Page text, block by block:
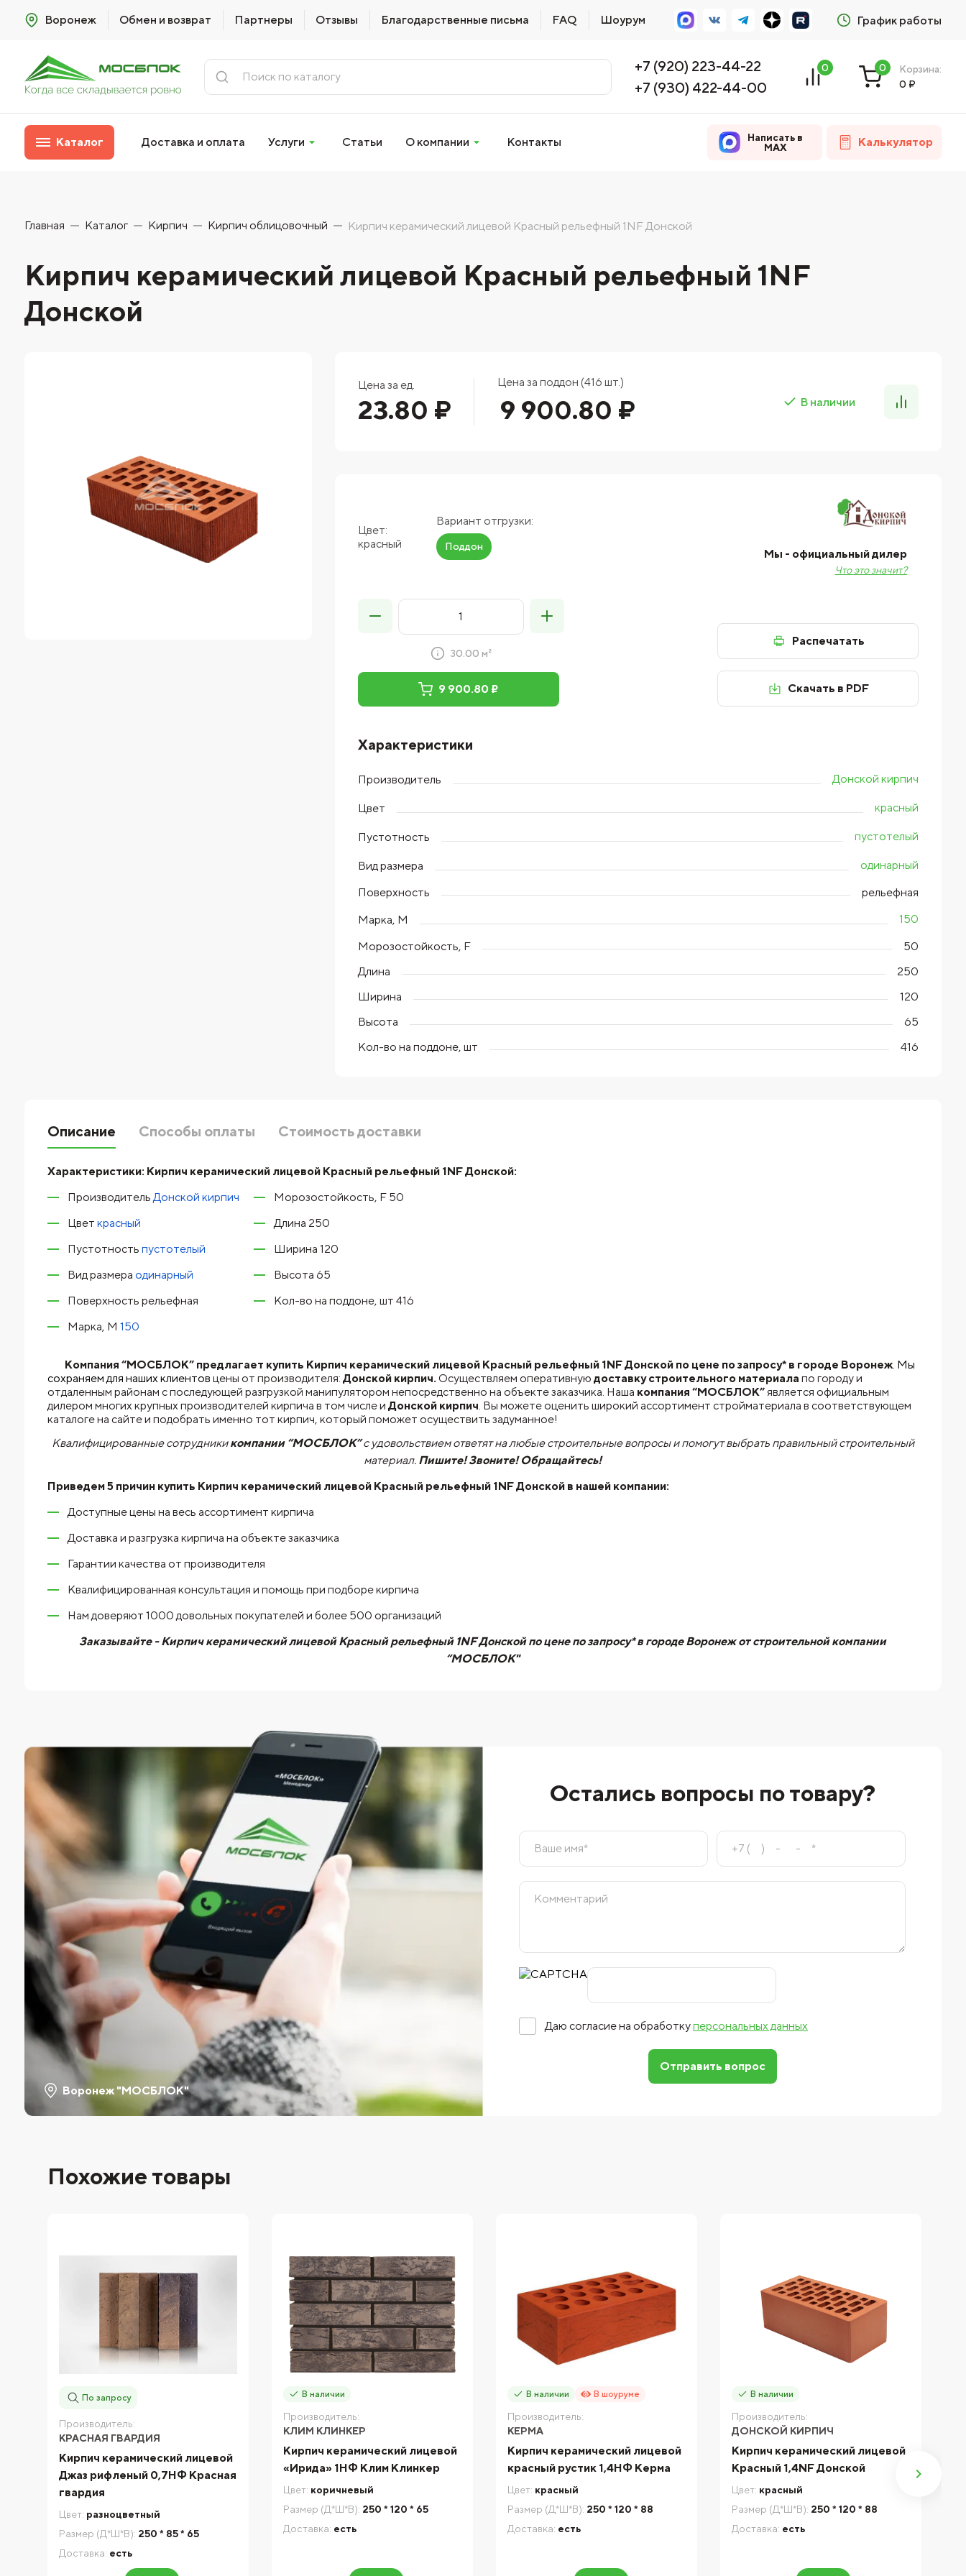
Воронеж Обмен и возврат Партнеры Отзывы Благодарственные письма FAQ Шоурум График работы
+7 (920) 223-44-22
+7 (930) 422-44-00
0 0
Корзина:
0 ₽
Каталог Доставка и оплата Услуги Статьи О компании Контакты
Написать в
MAX
Калькулятор
Главная Каталог Кирпич Кирпич облицовочный Кирпич керамический лицевой Красный рельефный 1NF Донской
Кирпич керамический лицевой Красный рельефный 1NF
Донской
Цена за ед.
23.80 ₽
Цена за поддон (416 шт.)
9 900.80 ₽ В наличии
Цвет:
красный
Вариант отгрузки:
Поддон
Мы - официальный дилер
Что это значит?
30.00 м²
9 900.80 ₽
Распечатать
Скачать в PDF
Характеристики
Производитель Донской кирпич
Цвет красный
Пустотность пустотелый
Вид размера
одинарный
Поверхность
рельефная
Марка, М
150
Морозостойкость, F
50
Длина
250
Ширина
120
Высота
65
Кол-во на поддоне, шт
416
Описание Способы оплаты Стоимость доставки
Характеристики: Кирпич керамический лицевой Красный рельефный 1NF Донской:
ПроизводительДонской кирпич
Цвет красный
Пустотность пустотелый
Вид размера одинарный
Поверхность рельефная
Марка, М 150
Морозостойкость, F 50
Длина 250
Ширина 120
Высота 65
Кол-во на поддоне, шт 416
Компания “МОСБЛОК” предлагает купить Кирпич керамический лицевой Красный рельефный 1NF Донской по цене по запросу* в городе Воронеж. Мы
сохраняем для наших клиентов цены от производителя: Донской кирпич. Осуществляем оперативную доставку строительного материала по городу и
отдаленным районам с последующей разгрузкой манипулятором непосредственно на объекте заказчика. Наша компания “МОСБЛОК”является официальным
дилером многих крупных производителей кирпича в том числе и Донской кирпич. Вы можете оценить широкий ассортимент стройматериала в соответствующем
каталоге на сайте и подобрать именно тот кирпич, который поможет осуществить задуманное!
Квалифицированные сотрудникикомпании “МОСБЛОК”с удовольствием ответят на любые строительные вопросы и помогут выбрать правильный строительный
материал. Пишите! Звоните! Обращайтесь!
Приведем 5 причин купить Кирпич керамический лицевой Красный рельефный 1NF Донской в нашей компании:
Доступные цены на весь ассортимент кирпича
Доставка и разгрузка кирпича на объекте заказчика
Гарантии качества от производителя
Квалифицированная консультация и помощь при подборе кирпича
Нам доверяют 1000 довольных покупателей и более 500 организаций
Заказывайте - Кирпич керамический лицевой Красный рельефный 1NF Донской по цене по запросу* в городе Воронеж от строительной компании
“МОСБЛОК"
Воронеж "МОСБЛОК"
Остались вопросы по товару?
Даю согласие на обработкуперсональных данных
Отправить вопрос
Похожие товары
По запросу
Производитель:
КРАСНАЯ ГВАРДИЯ
Кирпич керамический лицевой
Джаз рифленый 0,7НФ Красная
гвардия
Цвет: разноцветный
Размер (Д*Ш*В): 250 * 85 * 65
Доставка: есть
В наличии
Производитель:
КЛИМ КЛИНКЕР
Кирпич керамический лицевой
«Ирида» 1НФ Клим Клинкер
Цвет: коричневый
Размер (Д*Ш*В): 250 * 120 * 65
Доставка: есть
В наличии В шоуруме
Производитель:
КЕРМА
Кирпич керамический лицевой
красный рустик 1,4НФ Керма
Цвет: красный
Размер (Д*Ш*В): 250 * 120 * 88
Доставка: есть
В наличии
Производитель:
ДОНСКОЙ КИРПИЧ
Кирпич керамический лицевой
Красный 1,4NF Донской
Цвет: красный
Размер (Д*Ш*В): 250 * 120 * 88
Доставка: есть